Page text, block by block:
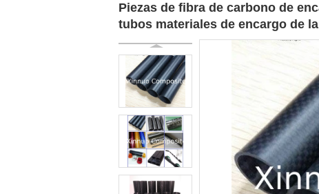
Piezas de fibra de carbono de
tubos materiales de encargo de